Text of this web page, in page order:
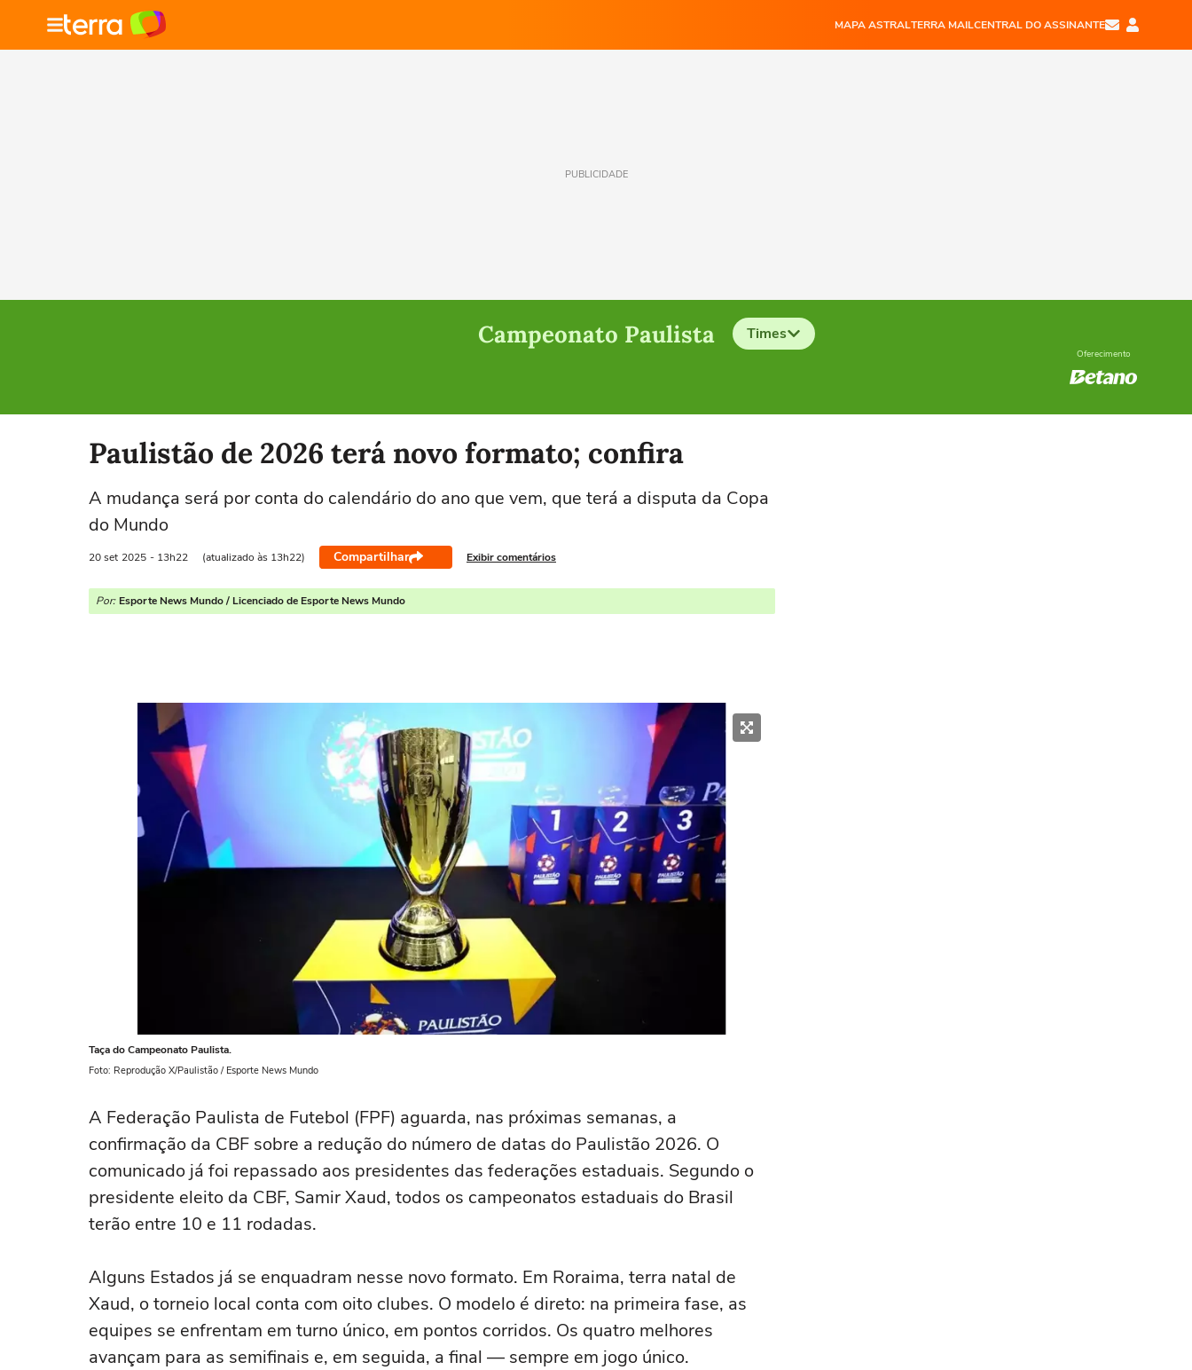
MAPA ASTRALTERRA MAILCENTRAL DO ASSINANTE
PUBLICIDADE
Campeonato Paulista Times
Oferecimento
Selecione o time para ver as notícias
Paulistão de 2026 terá novo formato; confira
A mudança será por conta do calendário do ano que vem, que terá a disputa da Copa
do Mundo
20 set 2025 - 13h22 (atualizado às 13h22) Compartilhar Exibir comentários
Por: Esporte News Mundo / Licenciado de Esporte News Mundo
Taça do Campeonato Paulista.
Foto: Reprodução X/Paulistão / Esporte News Mundo
A Federação Paulista de Futebol (FPF) aguarda, nas próximas semanas, a
confirmação da CBF sobre a redução do número de datas do Paulistão 2026. O
comunicado já foi repassado aos presidentes das federações estaduais. Segundo o
presidente eleito da CBF, Samir Xaud, todos os campeonatos estaduais do Brasil
terão entre 10 e 11 rodadas.
Alguns Estados já se enquadram nesse novo formato. Em Roraima, terra natal de
Xaud, o torneio local conta com oito clubes. O modelo é direto: na primeira fase, as
equipes se enfrentam em turno único, em pontos corridos. Os quatro melhores
avançam para as semifinais e, em seguida, a final — sempre em jogo único.